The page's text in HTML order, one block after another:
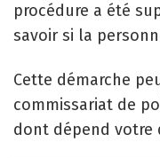
procédure a été
savoir si la
Cette démarche
commissariat de
dont dépend votre